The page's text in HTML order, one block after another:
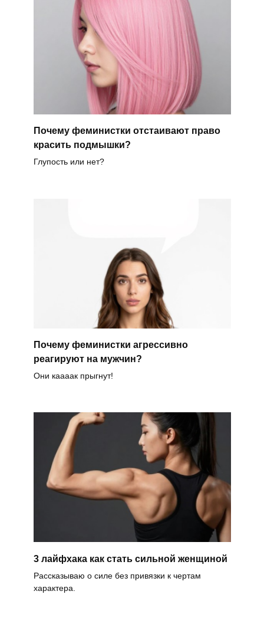
Почему феминистки отстаивают право
красить подмышки?
Глупость или нет?
Почему феминистки агрессивно
реагируют на мужчин?
Они каааак прыгнут!
3 лайфхака как стать сильной женщиной
Рассказываю о силе без привязки к чертам
характера.